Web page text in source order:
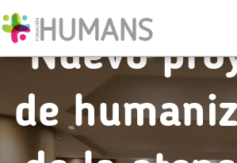
Nuevo
de